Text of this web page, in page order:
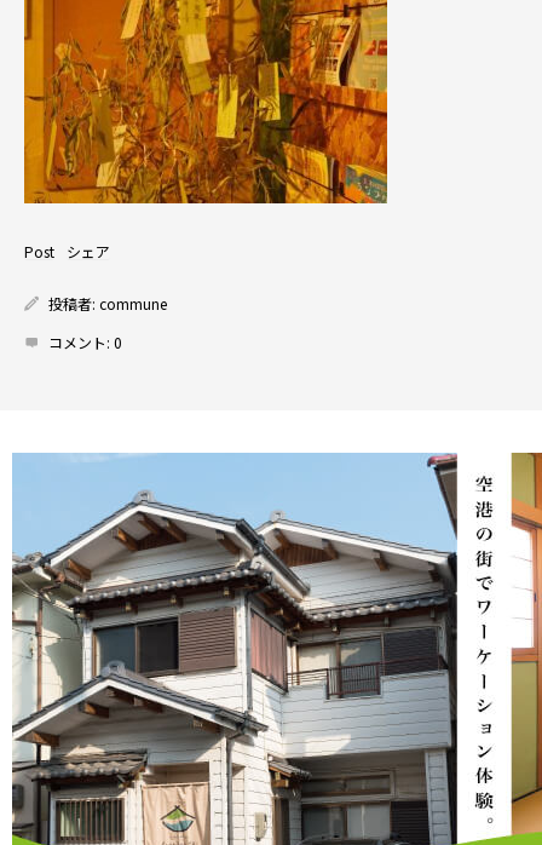
Post シェア
投稿者: commune
コメント: 0